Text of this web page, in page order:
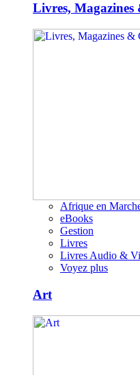
Livres, Magazines
Afrique en
eBooks
Gestion
Livres
Livres Audio &
Voyez plus
Art